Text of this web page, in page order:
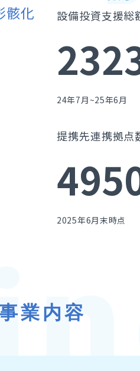
骸化
設備投資支援総
24年7月~25年6月
提携先連携拠点
2025年6月末時点
業内容